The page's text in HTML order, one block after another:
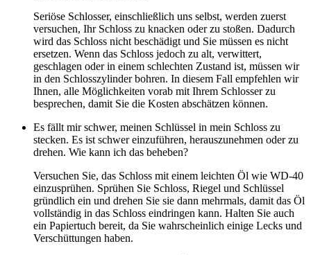
Seriöse Schlosser, einschließlich uns selbst, werden zuerst
versuchen, Ihr Schloss zu knacken oder zu stoßen. Dadurch
wird das Schloss nicht beschädigt und Sie müssen es nicht
ersetzen. Wenn das Schloss jedoch zu alt, verwittert,
geschlagen oder in einem schlechten Zustand ist, müssen wir
in den Schlosszylinder bohren. In diesem Fall empfehlen wir
Ihnen, alle Möglichkeiten vorab mit Ihrem Schlosser zu
besprechen, damit Sie die Kosten abschätzen können.
Es fällt mir schwer, meinen Schlüssel in mein Schloss zu
stecken. Es ist schwer einzuführen, herauszunehmen oder zu
drehen. Wie kann ich das beheben?
Versuchen Sie, das Schloss mit einem leichten Öl wie WD-40
einzusprühen. Sprühen Sie Schloss, Riegel und Schlüssel
gründlich ein und drehen Sie sie dann mehrmals, damit das Öl
vollständig in das Schloss eindringen kann. Halten Sie auch
ein Papiertuch bereit, da Sie wahrscheinlich einige Lecks und
Verschüttungen haben.